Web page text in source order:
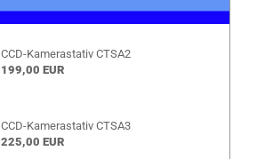
CCD-Kamerastativ CTSA2
199,00 EUR
CCD-Kamerastativ CTSA3
225,00 EUR